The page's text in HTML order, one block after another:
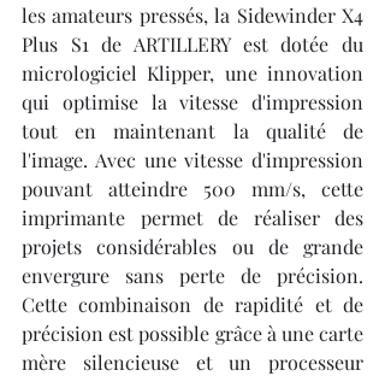
les amateurs pressés, la Sidewinder X4
Plus S1 de ARTILLERY est dotée du
micrologiciel Klipper, une innovation
qui optimise la vitesse d'impression
tout en maintenant la qualité de
l'image. Avec une vitesse d'impression
pouvant atteindre 500 mm/s, cette
imprimante permet de réaliser des
projets considérables ou de grande
envergure sans perte de précision.
Cette combinaison de rapidité et de
précision est possible grâce à une carte
mère silencieuse et un processeur